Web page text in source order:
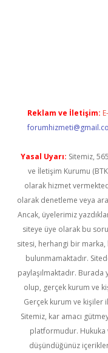
Reklam ve İletişim:
Yasal Uyarı: Sitemiz,
ve İletişim Kurumu
olarak hizmet
olarak denetleme veya
Ancak, üyelerimiz
siteye üye olarak bu
sitesi, herhangi bir marka,
bulunmamaktadır.
paylaşılmaktadır.
olup, gerçek kurum ve
Gerçek kurum ve
Sitemiz, kar amacı
platformudur. Hukuka
düşündüğünüz